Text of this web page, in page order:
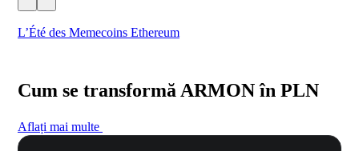
L’Été des Memecoins Ethereum
Cum se transformă ARMON în PLN
Aflați mai multe